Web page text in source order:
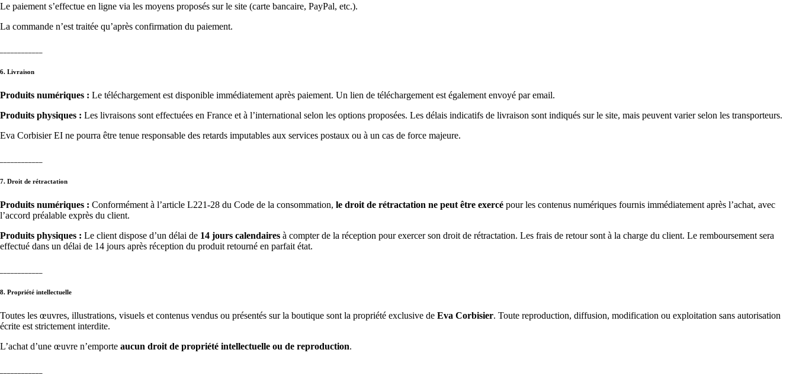
Le paiement s’effectue en ligne via les moyens proposés sur le site (carte bancaire, PayPal, etc.).
La commande n’est traitée qu’après confirmation du paiement.
6. Livraison
Produits numériques : Le téléchargement est disponible immédiatement après paiement. Un lien de téléchargement est également envoyé par email.
Produits physiques : Les livraisons sont effectuées en France et à l’international selon les options proposées. Les délais indicatifs de livraison sont indiqués sur le site, mais peuvent varier selon les transporteurs.
Eva Corbisier EI ne pourra être tenue responsable des retards imputables aux services postaux ou à un cas de force majeure.
7. Droit de rétractation
Produits numériques : Conformément à l’article L221-28 du Code de la consommation, le droit de rétractation ne peut être exercé pour les contenus numériques fournis immédiatement après l’achat, avec
l’accord préalable exprès du client.
Produits physiques : Le client dispose d’un délai de 14 jours calendaires à compter de la réception pour exercer son droit de rétractation. Les frais de retour sont à la charge du client. Le remboursement sera
effectué dans un délai de 14 jours après réception du produit retourné en parfait état.
8. Propriété intellectuelle
Toutes les œuvres, illustrations, visuels et contenus vendus ou présentés sur la boutique sont la propriété exclusive de Eva Corbisier. Toute reproduction, diffusion, modification ou exploitation sans autorisation
écrite est strictement interdite.
L’achat d’une œuvre n’emporte aucun droit de propriété intellectuelle ou de reproduction.